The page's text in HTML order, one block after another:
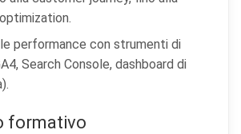
performance con strumenti di
Search Console, dashboard di
formativo